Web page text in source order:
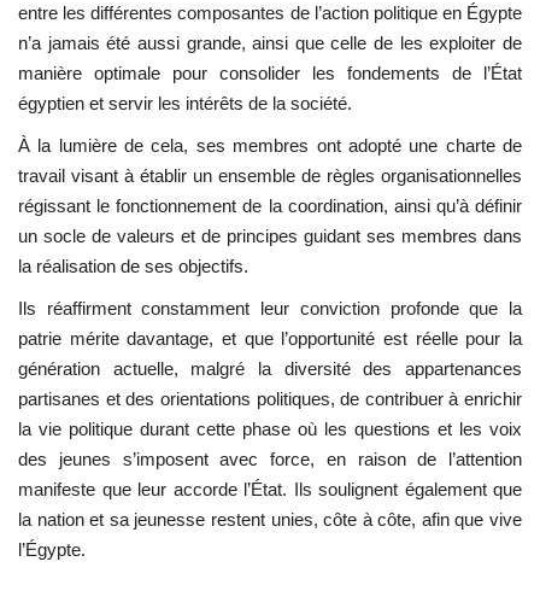
opportunités
Language
French Arabic
entre les différentes composantes de l’action politique en Égypte
n’a jamais été aussi grande, ainsi que celle de les exploiter de
manière optimale pour consolider les fondements de l’État
égyptien et servir les intérêts de la société.
À la lumière de cela, ses membres ont adopté une charte de
travail visant à établir un ensemble de règles organisationnelles
régissant le fonctionnement de la coordination, ainsi qu’à définir
un socle de valeurs et de principes guidant ses membres dans
la réalisation de ses objectifs.
Ils réaffirment constamment leur conviction profonde que la
patrie mérite davantage, et que l’opportunité est réelle pour la
génération actuelle, malgré la diversité des appartenances
partisanes et des orientations politiques, de contribuer à enrichir
la vie politique durant cette phase où les questions et les voix
des jeunes s’imposent avec force, en raison de l’attention
manifeste que leur accorde l’État. Ils soulignent également que
la nation et sa jeunesse restent unies, côte à côte, afin que vive
l’Égypte.